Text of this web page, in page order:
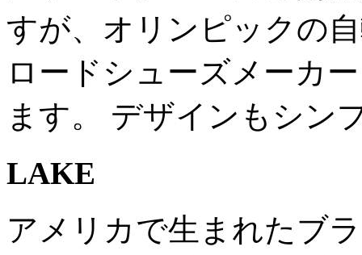
すが、オリンピックの
ロードシューズメーカ
ます。 デザインもシン
LAKE
アメリカで生まれたブ